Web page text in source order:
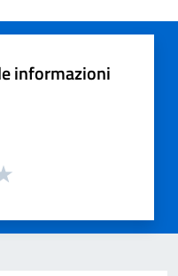
informazioni